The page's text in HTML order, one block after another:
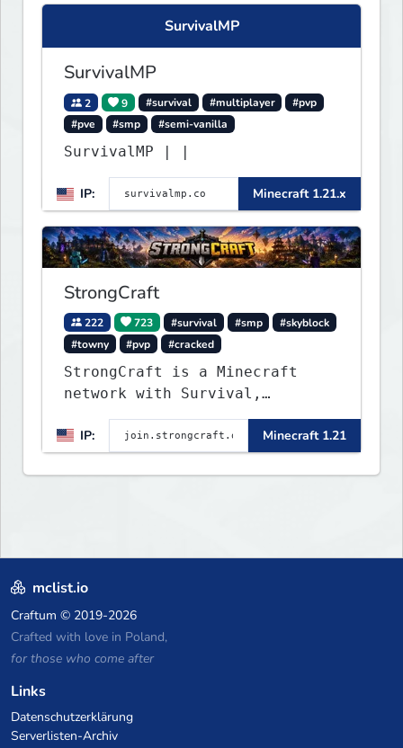
SurvivalMP
SurvivalMP
2 9 #survival #multiplayer
#pvp
#pve
#smp #semi-vanilla
IP: Minecraft 1.21.x
StrongCraft
222 723 #survival #smp
#skyblock
#towny
#pvp #cracked
StrongCraft is a Minecraft
network with Survival,
Towny, PvP, LifeSteal, Events,
and more. Pick a server and
start playing.
IP: Minecraft 1.21
mclist.io
Craftum © 2019-2026
Crafted with love in Poland,
for those who come after
Links
Datenschutzerklärung
Serverlisten-Archiv